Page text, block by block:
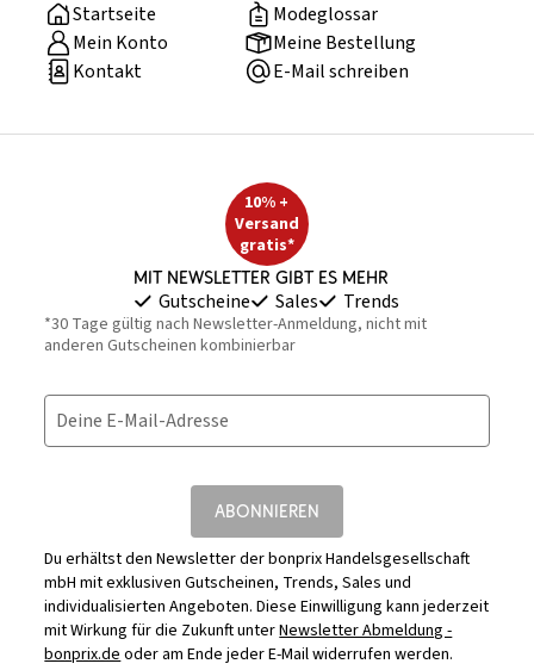
Startseite
Modeglossar
Mein Konto
Meine Bestellung
Kontakt
E-Mail schreiben
10% +
Versand
gratis*
Mit Newsletter gibt es mehr
Gutscheine Sales Trends
*30 Tage gültig nach Newsletter-Anmeldung, nicht mit
anderen Gutscheinen kombinierbar
Deine E-Mail-Adresse
ABONNIEREN
Du erhältst den Newsletter der bonprix Handelsgesellschaft
mbH mit exklusiven Gutscheinen, Trends, Sales und
individualisierten Angeboten. Diese Einwilligung kann jederzeit
mit Wirkung für die Zukunft unterNewsletter Abmeldung -
bonprix.deoder am Ende jeder E-Mail widerrufen werden.